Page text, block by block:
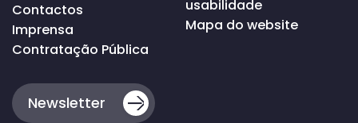
Contactos
Imprensa
Contratação Pública
usabilidade
Mapa do website
Newsletter